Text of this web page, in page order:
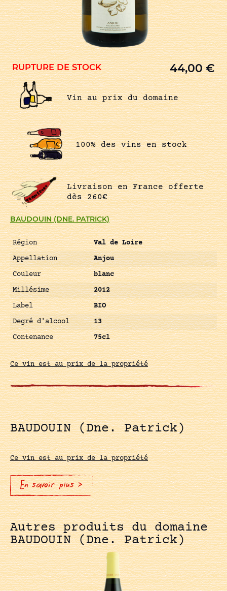
BAUDOUIN (DNE. PATRICK)
Région
Val de Loire
Appellation
Anjou
Couleur
blanc
Millésime
2012
Label
BIO
Degré d'alcool
13
Contenance
75cl
Ce vin est au prix de la propriété
RUPTURE DE STOCK 44,00€
Vin au prix du domaine
100% des vins en stock
Livraison en France offerte
dès 260€
BAUDOUIN (Dne. Patrick)
Ce vin est au prix de la propriété
En savoir plus >
Autres produits du domaine
BAUDOUIN (Dne. Patrick)